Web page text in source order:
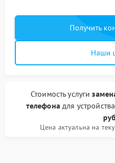
Получить
Наши
Стоимость услуги
телефона для
Цена актуальна на